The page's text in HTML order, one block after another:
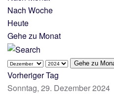
Nach Woche
Heute
Gehe zu Monat
Gehe zu
Vorheriger Tag
Sonntag, 29. Dezember 2024